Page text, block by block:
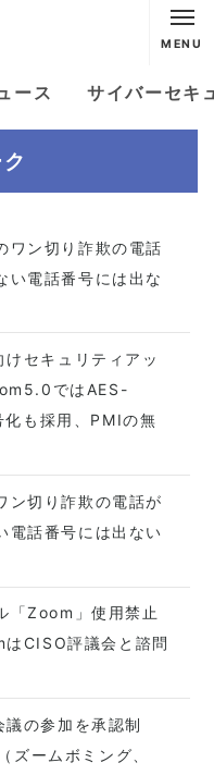
MENU
ース サイバーセキ
ワン切り詐欺の電話
い電話番号には出な
セキュリティアッ
ではAES-
も採用、PMIの無
ン切り詐欺の電話が
電話番号には出ない
「Zoom」使用禁止
CISO評議会と諮問
の参加を承認制
ームボミング、